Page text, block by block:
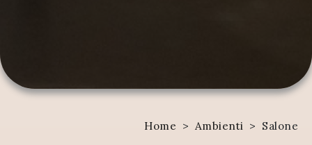
Home > Ambienti > Salone